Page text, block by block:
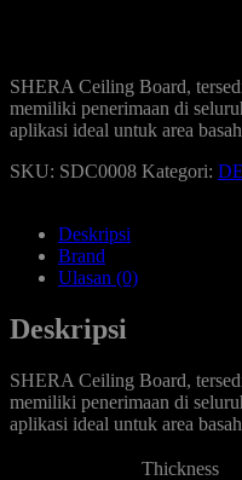
SHERA Ceiling Board,
memiliki penerimaan di
aplikasi ideal untuk area
SKU: SDC0008 Kategori:
Deskripsi
Brand
Ulasan (0)
Deskripsi
SHERA Ceiling Board,
memiliki penerimaan di
aplikasi ideal untuk area
Thickness